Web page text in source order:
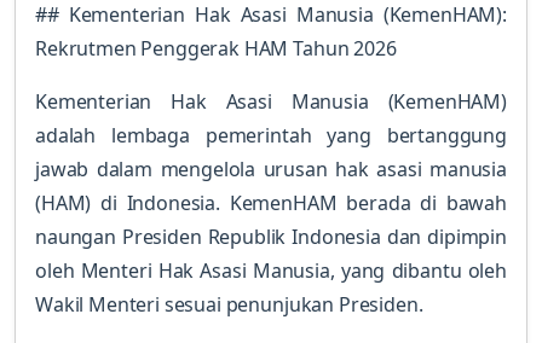
## Kementerian Hak Asasi Manusia (KemenHAM):
Rekrutmen Penggerak HAM Tahun 2026
Kementerian Hak Asasi Manusia (KemenHAM)
adalah lembaga pemerintah yang bertanggung
jawab dalam mengelola urusan hak asasi manusia
(HAM) di Indonesia. KemenHAM berada di bawah
naungan Presiden Republik Indonesia dan dipimpin
oleh Menteri Hak Asasi Manusia, yang dibantu oleh
Wakil Menteri sesuai penunjukan Presiden.